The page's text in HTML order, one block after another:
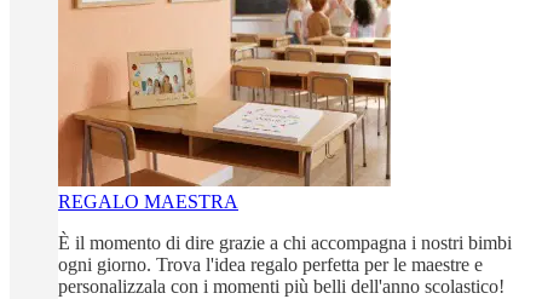
REGALO MAESTRA
È il momento di dire grazie a chi accompagna i nostri bimbi
ogni giorno. Trova l'idea regalo perfetta per le maestre e
personalizzala con i momenti più belli dell'anno scolastico!